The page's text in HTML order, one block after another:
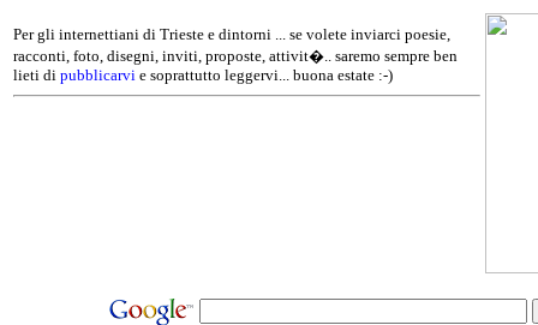
Per gli internettiani di Trieste e dintorni ... se volete inviarci poesie,
racconti, foto, disegni, inviti, proposte, attivit�.. saremo sempre ben
lieti di pubblicarvi e soprattutto leggervi... buona estate :-)